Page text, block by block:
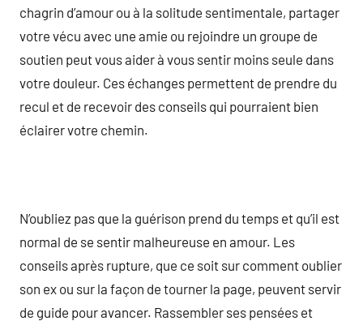
chagrin d’amour ou à la solitude sentimentale, partager
votre vécu avec une amie ou rejoindre un groupe de
soutien peut vous aider à vous sentir moins seule dans
votre douleur. Ces échanges permettent de prendre du
recul et de recevoir des conseils qui pourraient bien
éclairer votre chemin.
N’oubliez pas que la guérison prend du temps et qu’il est
normal de se sentir malheureuse en amour. Les
conseils après rupture, que ce soit sur comment oublier
son ex ou sur la façon de tourner la page, peuvent servir
de guide pour avancer. Rassembler ses pensées et